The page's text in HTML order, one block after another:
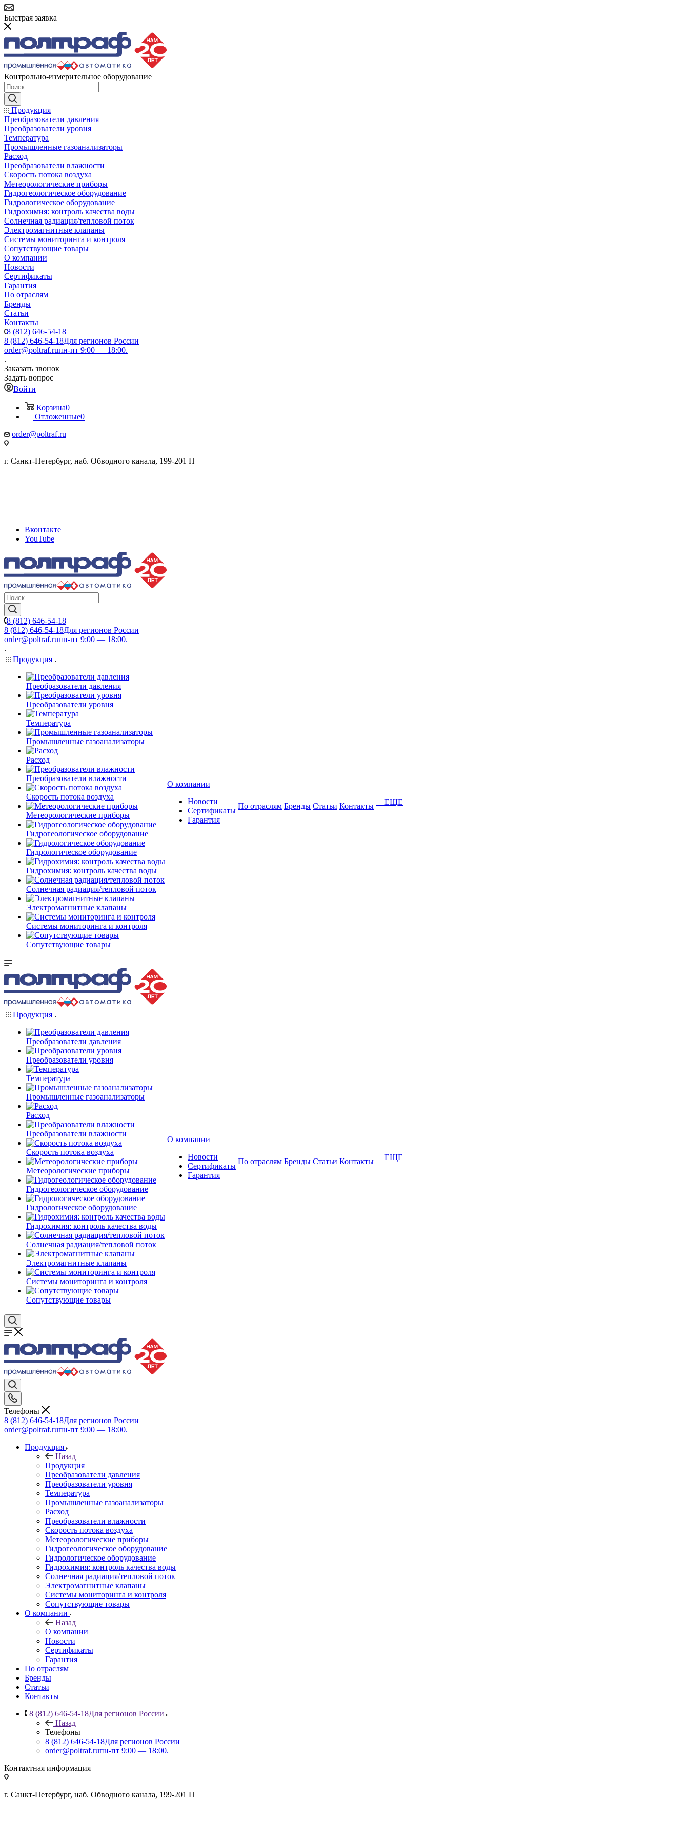
Быстрая заявка
Контрольно-измерительное оборудование
Продукция
Преобразователи давления
Преобразователи уровня
Температура
Промышленные газоанализаторы
Расход
Преобразователи влажности
Скорость потока воздуха
Метеорологические приборы
Гидрогеологическое оборудование
Гидрологическое оборудование
Гидрохимия: контроль качества воды
Солнечная радиация/тепловой поток
Электромагнитные клапаны
Системы мониторинга и контроля
Сопутствующие товары
О компании
Новости
Сертификаты
Гарантия
По отраслям
Бренды
Статьи
Контакты
8 (812) 646-54-18
8 (812) 646-54-18Для регионов России
order@poltraf.ruпн-пт 9:00 — 18:00.
Заказать звонок
Задать вопрос
Войти
Корзина0
Отложенные0
order@poltraf.ru
г. Санкт-Петербург, наб. Обводного канала, 199-201 П
Вконтакте
YouTube
8 (812) 646-54-18
8 (812) 646-54-18Для регионов России
order@poltraf.ruпн-пт 9:00 — 18:00.
Продукция
Преобразователи давления
Преобразователи уровня
Температура
Промышленные газоанализаторы
Расход
Преобразователи влажности
Скорость потока воздуха
Метеорологические приборы
Гидрогеологическое оборудование
Гидрологическое оборудование
Гидрохимия: контроль качества воды
Солнечная радиация/тепловой поток
Электромагнитные клапаны
Системы мониторинга и контроля
Сопутствующие товары
О компании
Новости
Сертификаты
Гарантия
По отраслям Бренды Статьи Контакты + ЕЩЕ
Продукция
Преобразователи давления
Преобразователи уровня
Температура
Промышленные газоанализаторы
Расход
Преобразователи влажности
Скорость потока воздуха
Метеорологические приборы
Гидрогеологическое оборудование
Гидрологическое оборудование
Гидрохимия: контроль качества воды
Солнечная радиация/тепловой поток
Электромагнитные клапаны
Системы мониторинга и контроля
Сопутствующие товары
О компании
Новости
Сертификаты
Гарантия
По отраслям Бренды Статьи Контакты + ЕЩЕ
Телефоны
8 (812) 646-54-18Для регионов России
order@poltraf.ruпн-пт 9:00 — 18:00.
Продукция
Назад
Продукция
Преобразователи давления
Преобразователи уровня
Температура
Промышленные газоанализаторы
Расход
Преобразователи влажности
Скорость потока воздуха
Метеорологические приборы
Гидрогеологическое оборудование
Гидрологическое оборудование
Гидрохимия: контроль качества воды
Солнечная радиация/тепловой поток
Электромагнитные клапаны
Системы мониторинга и контроля
Сопутствующие товары
О компании
Назад
О компании
Новости
Сертификаты
Гарантия
По отраслям
Бренды
Статьи
Контакты
8 (812) 646-54-18Для регионов России
Назад
Телефоны
8 (812) 646-54-18Для регионов России
order@poltraf.ruпн-пт 9:00 — 18:00.
Контактная информация
г. Санкт-Петербург, наб. Обводного канала, 199-201 П